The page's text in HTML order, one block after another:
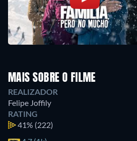
MAIS SOBRE O FILME
REALIZADOR
Felipe Joffily
RATING
41% (222)